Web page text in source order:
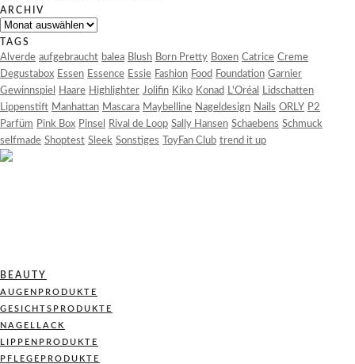
ARCHIV
Archiv
TAGS
Alverde aufgebraucht balea Blush Born Pretty Boxen Catrice Creme
Degustabox Essen Essence Essie Fashion Food Foundation Garnier
Gewinnspiel
Haare Highlighter Jolifin Kiko Konad L'Oréal
Lidschatten
Lippenstift Manhattan Mascara Maybelline Nageldesign Nails ORLY P2
Parfüm Pink Box Pinsel Rival de Loop Sally Hansen Schaebens Schmuck
selfmade Shoptest Sleek Sonstiges ToyFan Club trend it up
BEAUTY
AUGENPRODUKTE
GESICHTSPRODUKTE
NAGELLACK
LIPPENPRODUKTE
PFLEGEPRODUKTE